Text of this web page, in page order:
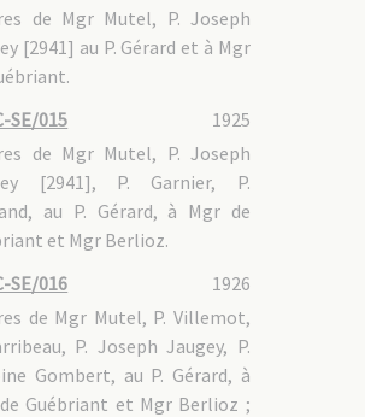
de Mgr Mutel, P. Joseph
[2941] au P. Gérard et à Mgr
SE/015
1925
de Mgr Mutel, P. Joseph
[2941], P. Garnier, P.
au P. Gérard, à Mgr de
et Mgr Berlioz.
SE/016
1926
de Mgr Mutel, P. Villemot,
P. Joseph Jaugey, P.
Gombert, au P. Gérard, à
Guébriant et Mgr Berlioz ;